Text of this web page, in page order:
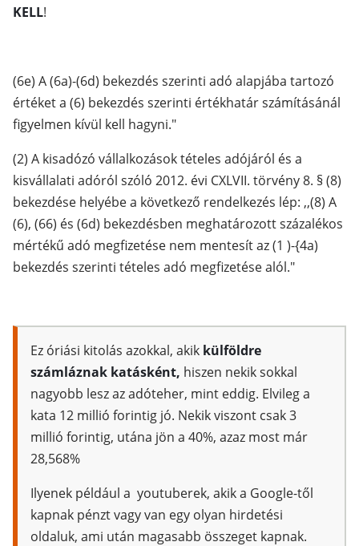
KELL!
(6e) A (6a)-(6d) bekezdés szerinti adó alapjába tartozó
értéket a (6) bekezdés szerinti értékhatár számításánál
figyelmen kívül kell hagyni."
(2) A kisadózó vállalkozások tételes adójáról és a
kisvállalati adóról szóló 2012. évi CXLVII. törvény 8. § (8)
bekezdése helyébe a következő rendelkezés lép: ,,(8) A
(6), (66) és (6d) bekezdésben meghatározott százalékos
mértékű adó megfizetése nem mentesít az (1 )-{4a)
bekezdés szerinti tételes adó megfizetése alól."
Ez óriási kitolás azokkal, akik külföldre
számláznak katásként, hiszen nekik sokkal
nagyobb lesz az adóteher, mint eddig. Elvileg a
kata 12 millió forintig jó. Nekik viszont csak 3
millió forintig, utána jön a 40%, azaz most már
28,568%
Ilyenek például a youtuberek, akik a Google-től
kapnak pénzt vagy van egy olyan hirdetési
oldaluk, ami után magasabb összeget kapnak.